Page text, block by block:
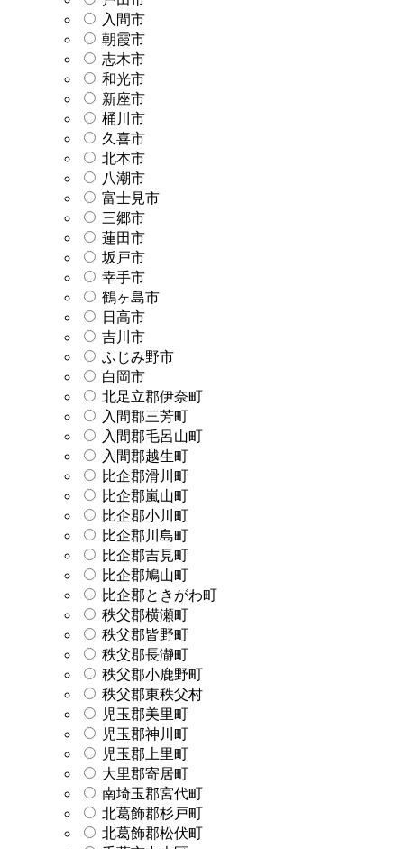
入間市
朝霞市
志木市
和光市
新座市
桶川市
久喜市
北本市
八潮市
富士見市
三郷市
蓮田市
坂戸市
幸手市
鶴ヶ島市
日高市
吉川市
ふじみ野市
白岡市
北足立郡伊奈町
入間郡三芳町
入間郡毛呂山町
入間郡越生町
比企郡滑川町
比企郡嵐山町
比企郡小川町
比企郡川島町
比企郡吉見町
比企郡鳩山町
比企郡ときがわ町
秩父郡横瀬町
秩父郡皆野町
秩父郡長瀞町
秩父郡小鹿野町
秩父郡東秩父村
児玉郡美里町
児玉郡神川町
児玉郡上里町
大里郡寄居町
南埼玉郡宮代町
北葛飾郡杉戸町
北葛飾郡松伏町